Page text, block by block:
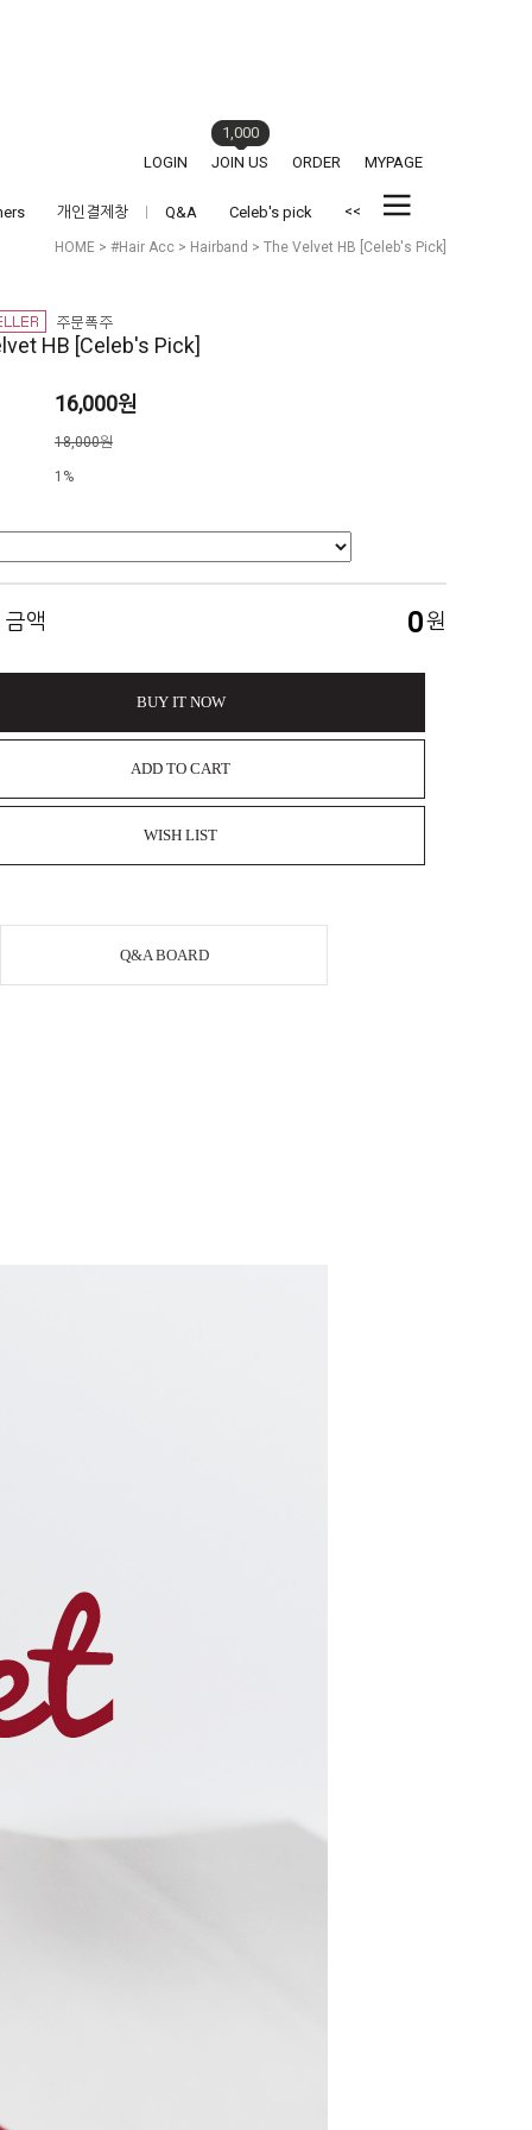
LOGIN JOIN US
1,000
ORDER
MYPAGE
개인결제창 Q&A Celeb's pick <<
HOME > #Hair Acc > Hairband > The Velvet HB [Celeb's Pick]
HB [Celeb's Pick]
16,000원
18,000원
1%
금액 0원
BUY IT NOW
ADD TO CART
WISH LIST
Q&A BOARD